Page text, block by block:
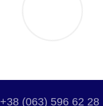
+38 (063) 596 62 28